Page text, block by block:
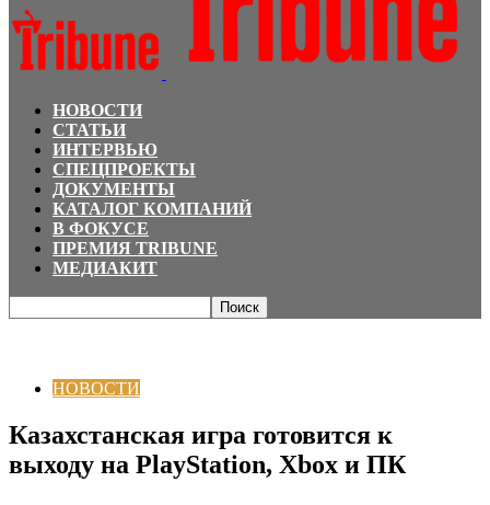
НОВОСТИ
СТАТЬИ
ИНТЕРВЬЮ
СПЕЦПРОЕКТЫ
ДОКУМЕНТЫ
КАТАЛОГ КОМПАНИЙ
В ФОКУСЕ
ПРЕМИЯ TRIBUNE
МЕДИАКИТ
НОВОСТИ
Казахстанская игра готовится к
выходу на PlayStation, Xbox и ПК